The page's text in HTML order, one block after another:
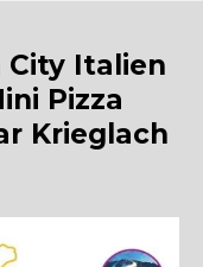
City Italien
Pizza
Krieglach